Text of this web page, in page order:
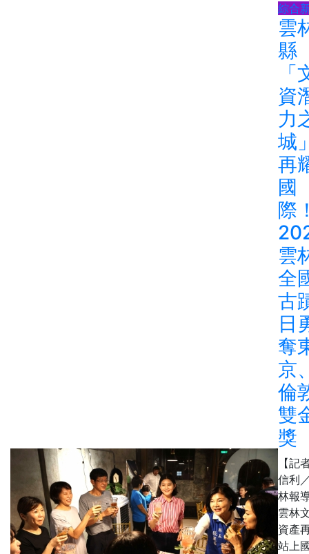
綜合
雲
縣
「
資
力
城
再
國
際
雲
全
古
日
奪
京
倫
雙
獎
【記
信利
林報
雲林
資產
站上